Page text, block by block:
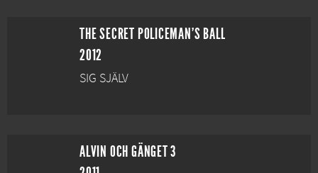
THE SECRET POLICEMAN'S BALL
2012
SIG SJÄLV
ALVIN OCH GÄNGET 3